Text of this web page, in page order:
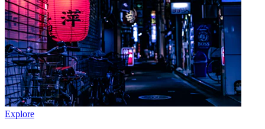
Explore